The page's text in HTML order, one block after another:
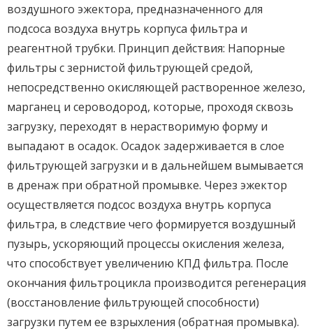
воздушного эжектора, предназначенного для
подсоса воздуха внутрь корпуса фильтра и
реагентной трубки. Принцип действия: Напорные
фильтры с зернистой фильтрующей средой,
непосредственно окисляющей растворенное железо,
марганец и сероводород, которые, проходя сквозь
загрузку, переходят в нерастворимую форму и
выпадают в осадок. Осадок задерживается в слое
фильтрующей загрузки и в дальнейшем вымывается
в дренаж при обратной промывке. Через эжектор
осуществляется подсос воздуха внутрь корпуса
фильтра, в следствие чего формируется воздушный
пузырь, ускоряющий процессы окисления железа,
что способствует увеличению КПД фильтра. После
окончания фильтроцикла производится регенерация
(восстановление фильтрующей способности)
загрузки путем ее взрыхления (обратная промывка).